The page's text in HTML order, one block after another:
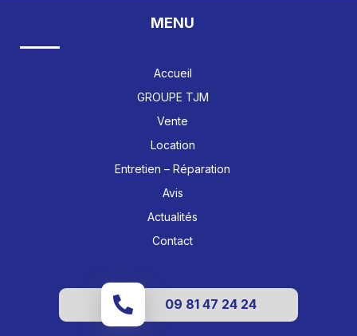
MENU
Accueil
GROUPE TJM
Vente
Location
Entretien – Réparation
Avis
Actualités
Contact
09 81 47 24 24